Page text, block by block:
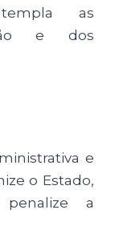
as
e dos
e
o Estado,
a